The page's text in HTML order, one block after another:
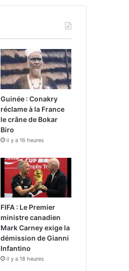
Guinée : Conakry
réclame à la France
le crâne de Bokar
Biro
il y a 16 heures
FIFA : Le Premier
ministre canadien
Mark Carney exige la
démission de Gianni
Infantino
il y a 18 heures